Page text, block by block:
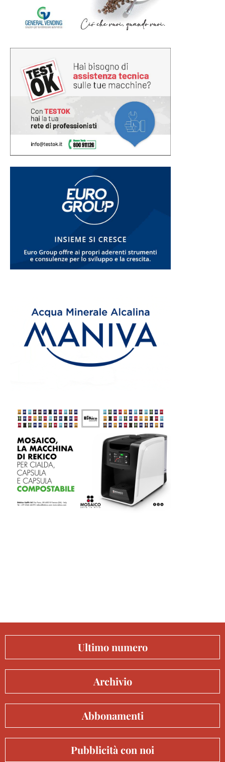
Ultimo numero
Archivio
Abbonamenti
Pubblicità con noi